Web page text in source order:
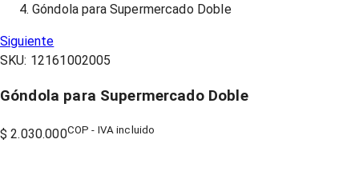
Góndola para Supermercado Doble
Siguiente
SKU: 12161002005
Góndola para Supermercado Doble
$ 2.030.000COP - IVA incluido